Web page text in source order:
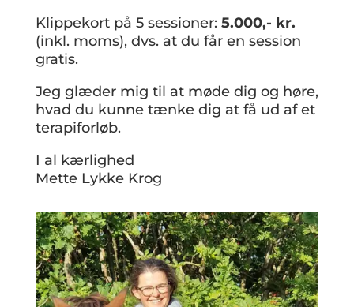
Klippekort på 5 sessioner: 5.000,- kr.
(inkl. moms), dvs. at du får en session
gratis.
Jeg glæder mig til at møde dig og høre,
hvad du kunne tænke dig at få ud af et
terapiforløb.
I al kærlighed
Mette Lykke Krog